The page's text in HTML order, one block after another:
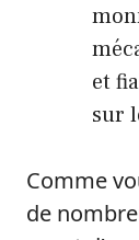
et
sur
Comme
de